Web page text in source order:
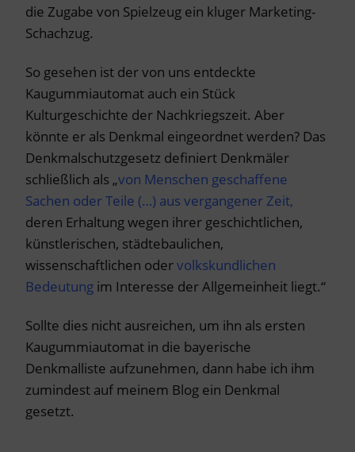
die Zugabe von Spielzeug ein kluger Marketing-
Schachzug.
So gesehen ist der von uns entdeckte
Kaugummiautomat auch ein Stück
Kulturgeschichte der Nachkriegszeit. Aber
könnte er als Denkmal eingeordnet werden? Das
Denkmalschutzgesetz definiert Denkmäler
schließlich als „von Menschen geschaffene
Sachen oder Teile (…) aus vergangener Zeit,
deren Erhaltung wegen ihrer geschichtlichen,
künstlerischen, städtebaulichen,
wissenschaftlichen odervolkskundlichen
Bedeutung im Interesse der Allgemeinheit liegt.“
Sollte dies nicht ausreichen, um ihn als ersten
Kaugummiautomat in die bayerische
Denkmalliste aufzunehmen, dann habe ich ihm
zumindest auf meinem Blog ein Denkmal
gesetzt.